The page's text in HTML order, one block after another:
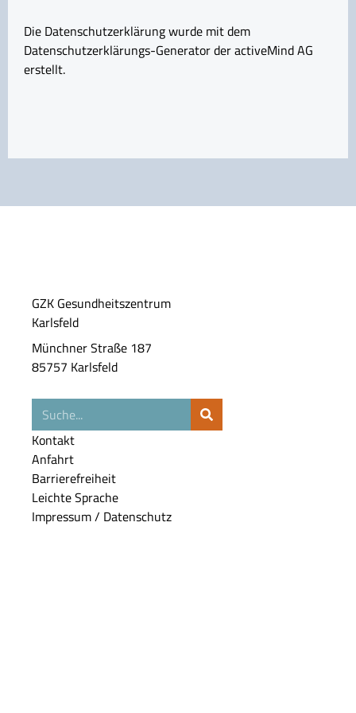
Die Datenschutzerklärung wurde mit dem
Datenschutzerklärungs-Generator der activeMind AG
erstellt.
GZK Gesundheitszentrum
Karlsfeld
Münchner Straße 187
85757 Karlsfeld
Suche
Kontakt
Anfahrt
Barrierefreiheit
Leichte Sprache
Impressum / Datenschutz